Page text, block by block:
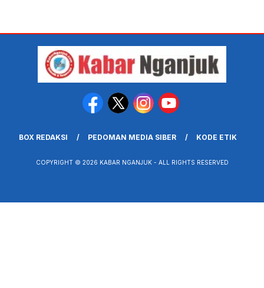
BOX REDAKSI PEDOMAN MEDIA SIBER KODE ETIK
COPYRIGHT © 2026 KABAR NGANJUK - ALL RIGHTS RESERVED